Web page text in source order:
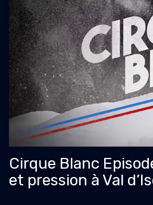
Cirque Blanc
et pression à Val